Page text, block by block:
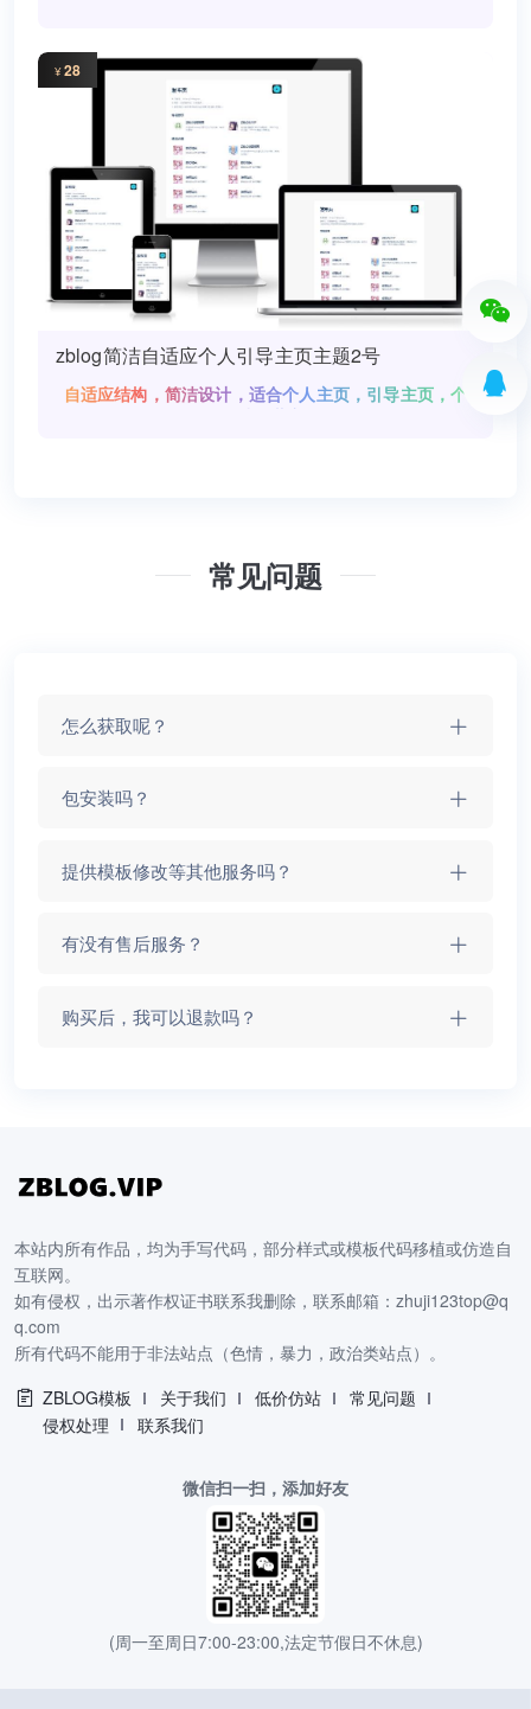
¥28
zblog简洁自适应个人引导主页主题2号
自适应结构，简洁设计，适合个人主页，引导主页，个
人网址收藏主页!
常见问题
怎么获取呢？
包安装吗？
提供模板修改等其他服务吗？
有没有售后服务？
购买后，我可以退款吗？
本站内所有作品，均为手写代码，部分样式或模板代码移植或仿造自
互联网。
如有侵权，出示著作权证书联系我删除，联系邮箱：zhuji123top@q
q.com
所有代码不能用于非法站点（色情，暴力，政治类站点）。
ZBLOG模板
关于我们 低价仿站
常见问题
侵权处理
联系我们
微信扫一扫，添加好友
(周一至周日7:00-23:00,法定节假日不休息)